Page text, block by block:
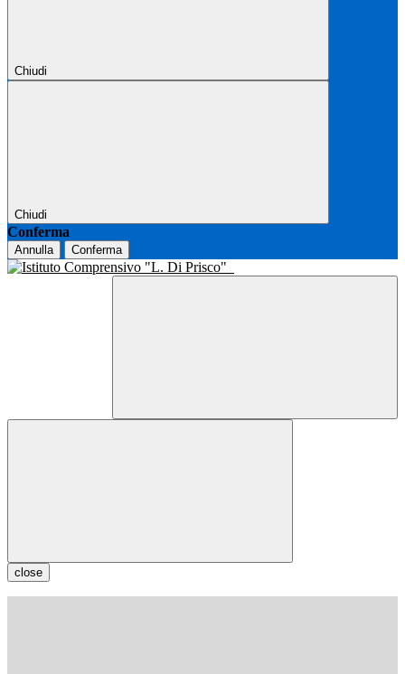
Chiudi
Chiudi
Conferma
Annulla Conferma
close